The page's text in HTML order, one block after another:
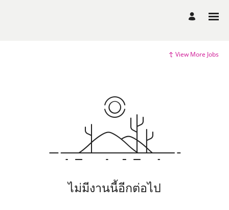
View More Jobs
ไม่มีงานนี้อีกต่อไป